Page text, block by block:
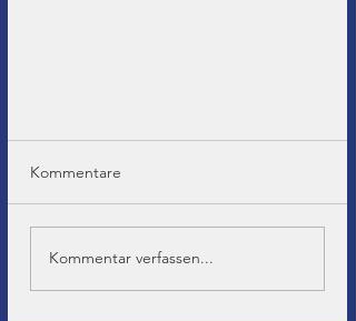
Kommentare
Kommentar verfassen...